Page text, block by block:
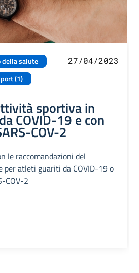
della salute
(1)
27/04/2023
sportiva in
COVID-19 e con
COV-2
le raccomandazioni del
per atleti guariti da COVID-19 o
COV-2